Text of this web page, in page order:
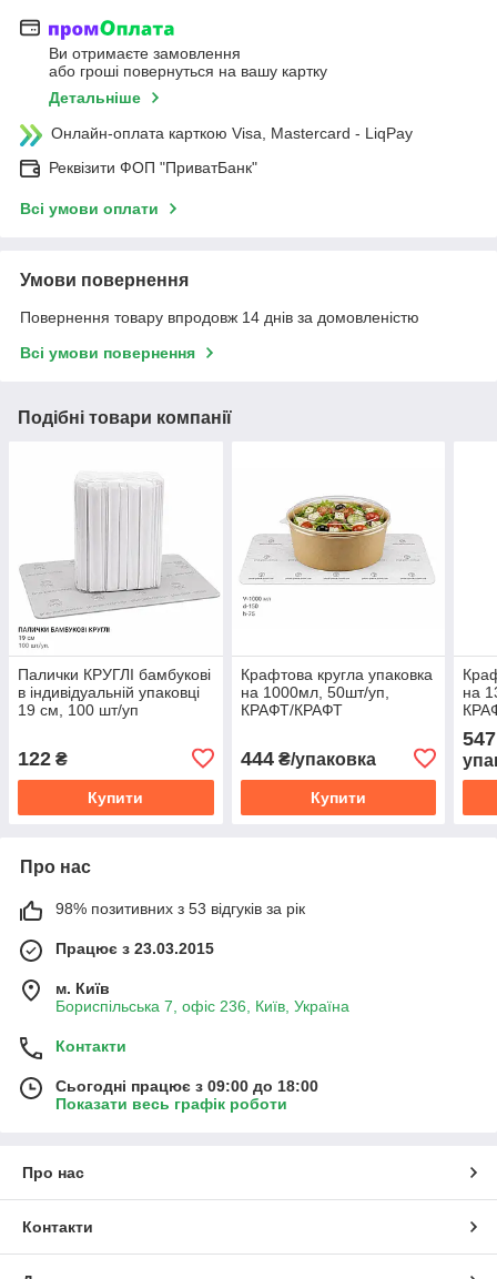
Ви отримаєте замовлення
або гроші повернуться на вашу картку
Детальніше
Онлайн-оплата карткою Visa, Mastercard - LiqPay
Реквізити ФОП "ПриватБанк"
Всі умови оплати
Умови повернення
Повернення товару впродовж 14 днів за домовленістю
Всі умови повернення
Подібні товари компанії
Палички КРУГЛІ бамбукові
в індивідуальній упаковці
19 см, 100 шт/уп
122 ₴
Купити
Крафтова кругла упаковка
на 1000мл, 50шт/уп,
КРАФТ/КРАФТ
444₴/упаковка
Купити
на
Про нас
98% позитивних з 53 відгуків за рік
Працює з 23.03.2015
м. Київ
Бориспільська 7, офіс 236, Київ, Україна
Контакти
Сьогодні працює з 09:00 до 18:00
Показати весь графік роботи
Про нас
Контакти